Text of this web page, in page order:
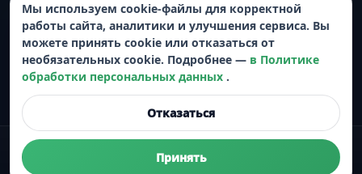
Мы используем cookie-файлы для корректной
работы сайта, аналитики и улучшения сервиса. Вы
можете принять cookie или отказаться от
необязательных cookie. Подробнее — в Политике
обработки персональных данных .
Отказаться
Принять
nevahomecleaning.spb@gmail.com
Написать в MAX
Санкт-Петербург, Торфяная дорога, 8, корп. 3,
помещения 1-Н, ком. № 68
© 2019–2026 Neva Home Cleaning
Информация на сайте не является публичной офертой